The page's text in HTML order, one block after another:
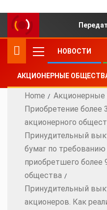
НОВОСТИ
АКЦИОНЕРНЫЕ
Home
Приобретение более
акционерного
Принудительный
бумаг по требованию
приобретшего более
общества
Принудительный
акционеров. Как